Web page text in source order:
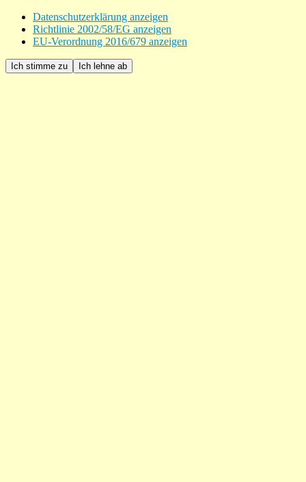
Datenschutzerklärung anzeigen
Richtlinie 2002/58/EG anzeigen
EU-Verordnung 2016/679 anzeigen
Ich stimme zu Ich lehne ab